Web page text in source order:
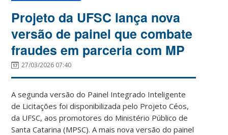
Projeto da UFSC lança nova
versão de painel que combate
fraudes em parceria com MP
27/03/2026 07:40
A segunda versão do Painel Integrado Inteligente
de Licitações foi disponibilizada pelo Projeto Céos,
da UFSC, aos promotores do Ministério Público de
Santa Catarina (MPSC). A mais nova versão do painel